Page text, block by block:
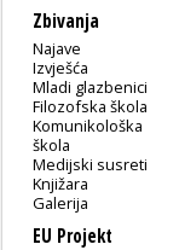
Zbivanja
Najave
Izvješća
Mladi glazbenici
Filozofska škola
Komunikološka
škola
Medijski susreti
Knjižara
Galerija
EU Projekt